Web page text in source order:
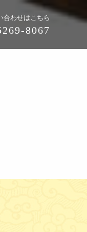
合わせはこちら
8067